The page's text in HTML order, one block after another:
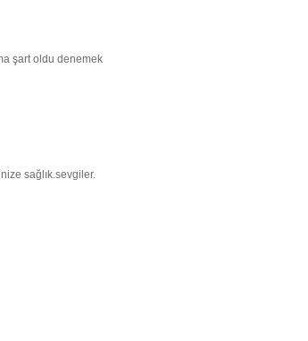
şart oldu denemek
sağlık.sevgiler.